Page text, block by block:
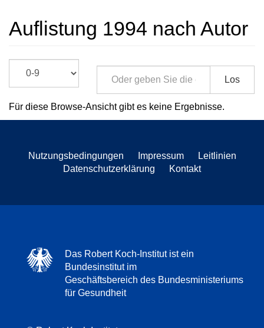
Auflistung 1994 nach Autor
Los
Für diese Browse-Ansicht gibt es keine Ergebnisse.
Nutzungsbedingungen Impressum
Leitlinien
Datenschutzerklärung
Kontakt
Das Robert Koch-Institut ist ein
Bundesinstitut im
Geschäftsbereich des Bundesministeriums
für Gesundheit